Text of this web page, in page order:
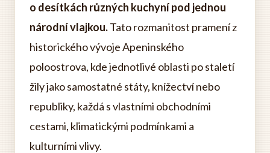
o desítkách různých kuchyní pod jednou
národní vlajkou.Tato rozmanitost pramení z
historického vývoje Apeninského
poloostrova, kde jednotlivé oblasti po staletí
žily jako samostatné státy, knížectví nebo
republiky, každá s vlastními obchodními
cestami, klimatickými podmínkami a
kulturními vlivy.